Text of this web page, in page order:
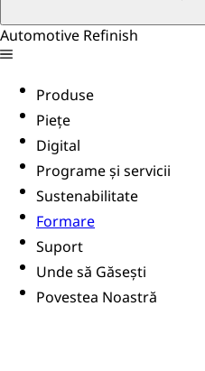
Automotive Refinish
Produse
Piețe
Digital
Programe și servicii
Sustenabilitate
Formare
Suport
Unde să Găsești
Povestea Noastră